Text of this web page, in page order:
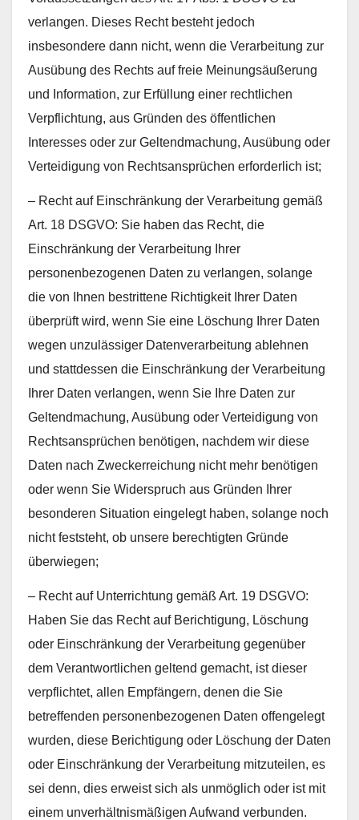
verlangen. Dieses Recht besteht jedoch
insbesondere dann nicht, wenn die Verarbeitung zur
Ausübung des Rechts auf freie Meinungsäußerung
und Information, zur Erfüllung einer rechtlichen
Verpflichtung, aus Gründen des öffentlichen
Interesses oder zur Geltendmachung, Ausübung oder
Verteidigung von Rechtsansprüchen erforderlich ist;
– Recht auf Einschränkung der Verarbeitung gemäß
Art. 18 DSGVO: Sie haben das Recht, die
Einschränkung der Verarbeitung Ihrer
personenbezogenen Daten zu verlangen, solange
die von Ihnen bestrittene Richtigkeit Ihrer Daten
überprüft wird, wenn Sie eine Löschung Ihrer Daten
wegen unzulässiger Datenverarbeitung ablehnen
und stattdessen die Einschränkung der Verarbeitung
Ihrer Daten verlangen, wenn Sie Ihre Daten zur
Geltendmachung, Ausübung oder Verteidigung von
Rechtsansprüchen benötigen, nachdem wir diese
Daten nach Zweckerreichung nicht mehr benötigen
oder wenn Sie Widerspruch aus Gründen Ihrer
besonderen Situation eingelegt haben, solange noch
nicht feststeht, ob unsere berechtigten Gründe
überwiegen;
– Recht auf Unterrichtung gemäß Art. 19 DSGVO:
Haben Sie das Recht auf Berichtigung, Löschung
oder Einschränkung der Verarbeitung gegenüber
dem Verantwortlichen geltend gemacht, ist dieser
verpflichtet, allen Empfängern, denen die Sie
betreffenden personenbezogenen Daten offengelegt
wurden, diese Berichtigung oder Löschung der Daten
oder Einschränkung der Verarbeitung mitzuteilen, es
sei denn, dies erweist sich als unmöglich oder ist mit
einem unverhältnismäßigen Aufwand verbunden.